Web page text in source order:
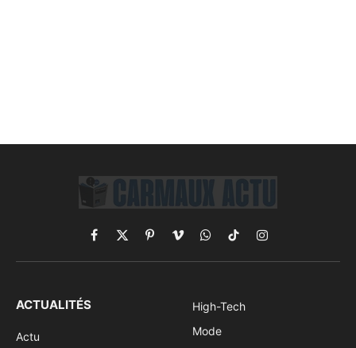
Facebook
X
(Twitter)
PinterestVimeoWhatsApp
TikTokInstagram
ACTUALITÉS
Actu
High-Tech
Mode